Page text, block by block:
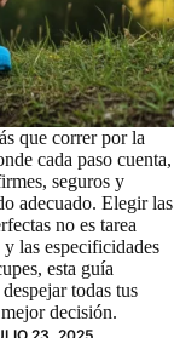
que correr por la
cada paso cuenta,
seguros y
adecuado. Elegir las
no es tarea
las especificidades
esta guía
todas tus
decisión.